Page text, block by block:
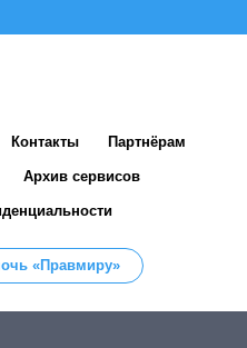
Контакты Партнёрам
Архив сервисов
«Правмиру»